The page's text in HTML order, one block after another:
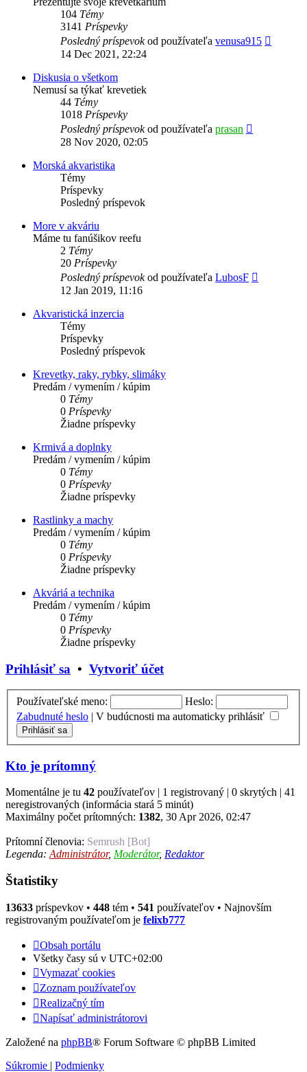
104 Témy
3141 Príspevky
Posledný príspevokod používateľa venusa915
14 Dec 2021, 22:24
Diskusia o všetkom
Nemusí sa týkať krevetiek
44 Témy
1018 Príspevky
Posledný príspevokod používateľa prasan
28 Nov 2020, 02:05
Morská akvaristika
Témy
Príspevky
Posledný príspevok
More v akváriu
Máme tu fanúšikov reefu
2 Témy
20 Príspevky
Posledný príspevokod používateľa LubosF
12 Jan 2019, 11:16
Akvaristická inzercia
Témy
Príspevky
Posledný príspevok
Krevetky, raky, rybky, slimáky
Predám / vymením / kúpim
0 Témy
0 Príspevky
Žiadne príspevky
Krmivá a doplnky
Predám / vymením / kúpim
0 Témy
0 Príspevky
Žiadne príspevky
Rastlinky a machy
Predám / vymením / kúpim
0 Témy
0 Príspevky
Žiadne príspevky
Akváriá a technika
Predám / vymením / kúpim
0 Témy
0 Príspevky
Žiadne príspevky
Prihlásiť sa • Vytvoriť účet
Používateľské meno:
Heslo:
Zabudnuté heslo | V budúcnosti ma automaticky prihlásiť
Kto je prítomný
Momentálne je tu 42 používateľov | 1 registrovaný | 0 skrytých | 41
neregistrovaných (informácia stará 5 minút)
Maximálny počet prítomných: 1382, 30 Apr 2026, 02:47
Prítomní členovia: Semrush [Bot]
Legenda: Administrátor, Moderátor, Redaktor
Štatistiky
13633 príspevkov • 448 tém • 541 používateľov • Najnovším
registrovaným používateľom je felixb777
Obsah portálu
Všetky časy sú v UTC+02:00
Vymazať cookies
Zoznam používateľov
Realizačný tím
Napísať administrátorovi
Založené na phpBB® Forum Software © phpBB Limited
Súkromie | Podmienky